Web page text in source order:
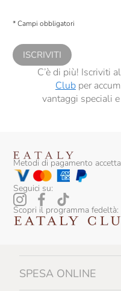
comunicazioni commerciali
* Campi obbligatori
ISCRIVITI
C’è di più! Iscriviti
Clubper
vantaggi speciali
Metodi di pagamento
Seguici su:
Scopri il programma fedeltà:
SPESA ONLINE